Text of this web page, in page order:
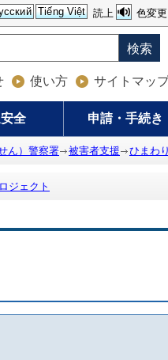
色変更
読上
Tiếng Việt
検索
使い方 サイトマッ
全 申請・手続き
ん）警察署 被害者支援 ひまわ
ジェクト